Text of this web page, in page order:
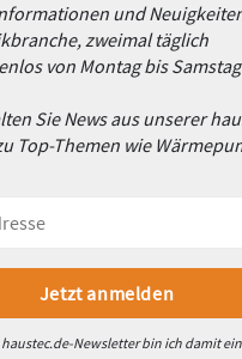
und
zweimal täglich
von Montag bis
Sie News aus unserer
Top-Themen wie
Newsletter bin ich damit